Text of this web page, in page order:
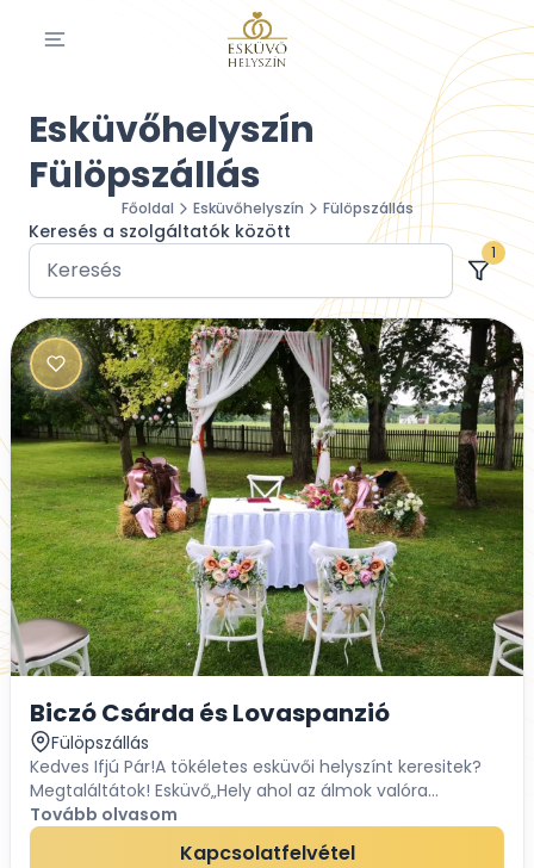
Esküvőhelyszín
Fülöpszállás
Főoldal Esküvőhelyszín Fülöpszállás
Keresés a szolgáltatók között
1
Biczó Csárda és Lovaspanzió
Fülöpszállás
Kedves Ifjú Pár!A tökéletes esküvői helyszínt keresitek?
Megtaláltátok! Esküvő„Hely ahol az álmok valóra
válnak!”Kedves Jegyespár! Nem hittétek, hogy a
tündérmesék valóssággá tudnak vál...
Tovább olvasom
Kapcsolatfelvétel